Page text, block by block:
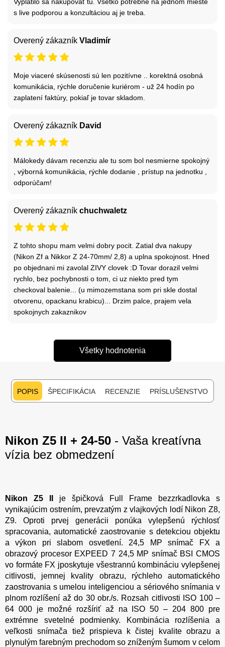
s live podporou a konzultáciou aj je treba.
Overený zákazník Vladimír
Moje viaceré skúsenosti sú len pozitívne .. korektná osobná
komunikácia, rýchle doručenie kuriérom - už 24 hodín po
zaplatení faktúry, pokiaľ je tovar skladom.
Overený zákazník David
Málokedy dávam recenziu ale tu som bol nesmierne spokojný
, výborná komunikácia, rýchle dodanie , prístup na jednotku ,
odporúčam!
Overený zákazník chuchwaletz
Z tohto shopu mam velmi dobry pocit. Zatial dva nakupy
(Nikon Zf a Nikkor Z 24-70mm/ 2,8) a uplna spokojnost. Hned
po objednani mi zavolal ZIVY clovek :D Tovar dorazil velmi
rychlo, bez pochybnosti o tom, ci uz niekto pred tym
checkoval balenie... (u mimozemstana som pri skle dostal
otvorenu, opackanu krabicu)... Drzim palce, prajem vela
spokojnych zakaznikov
Všetky hodnotenia
POPIS ŠPECIFIKÁCIA RECENZIE PRÍSLUŠENSTVO
Nikon Z5 II + 24-50 - Vaša kreatívna
vízia bez obmedzení
Nikon Z5 II
je špičková Full Frame bezzrkadlovka s
vynikajúcim ostrením, prevzatým z vlajkových lodí Nikon Z8,
Z9. Oproti prvej generácii ponúka vylepšenú rýchlosť
spracovania, automatické zaostrovanie s detekciou objektu
a výkon pri slabom osvetlení. 24,5 MP snímač FX a
obrazový procesor EXPEED 7 24,5 MP snímač BSI CMOS
vo formáte FX jposkytuje všestrannú kombináciu vylepšenej
citlivosti, jemnej kvality obrazu, rýchleho automatického
zaostrovania s umelou inteligenciou a sériového snímania v
plnom rozlíšení až do 30 obr./s. Rozsah citlivosti ISO 100 –
64 000 je možné rozšíriť až na ISO 50 – 204 800 pre
extrémne svetelné podmienky. Kombinácia rozlíšenia a
veľkosti snímača tiež prispieva k čistej kvalite obrazu a
plynulým farebným prechodom so zníženým šumom v celom